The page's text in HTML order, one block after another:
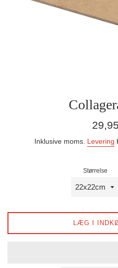
Inklusive moms. Levering
Størrelse
LÆG I